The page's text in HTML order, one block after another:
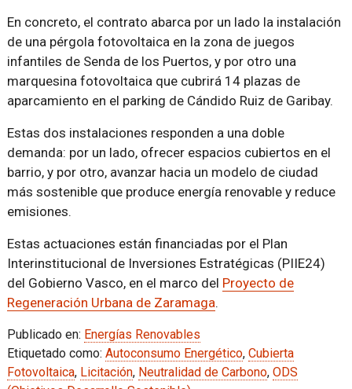
En concreto, el contrato abarca por un lado la instalación
de una pérgola fotovoltaica en la zona de juegos
infantiles de Senda de los Puertos, y por otro una
marquesina fotovoltaica que cubrirá 14 plazas de
aparcamiento en el parking de Cándido Ruiz de Garibay.
Estas dos instalaciones responden a una doble
demanda: por un lado, ofrecer espacios cubiertos en el
barrio, y por otro, avanzar hacia un modelo de ciudad
más sostenible que produce energía renovable y reduce
emisiones.
Estas actuaciones están financiadas por el Plan
Interinstitucional de Inversiones Estratégicas (PIIE24)
del Gobierno Vasco, en el marco del Proyecto de
Regeneración Urbana de Zaramaga.
Publicado en: Energías Renovables
Etiquetado como: Autoconsumo Energético, Cubierta
Fotovoltaica, Licitación, Neutralidad de Carbono, ODS